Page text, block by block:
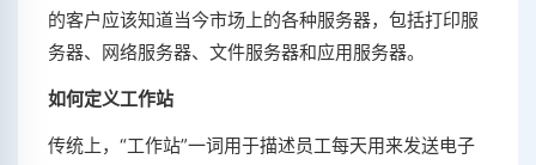
的客户应该知道当今市场上的各种服务器，包括打印服
务器、网络服务器、文件服务器和应用服务器。
如何定义工作站
传统上，“工作站”一词用于描述员工每天用来发送电子